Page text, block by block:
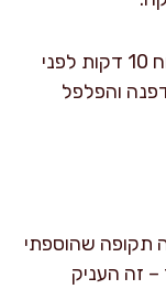
מוציאים מהתנור, נותנים לצלעות לנוח 10 דקות לפני
והפלפל
תקופה שהוספתי
– זה העניק